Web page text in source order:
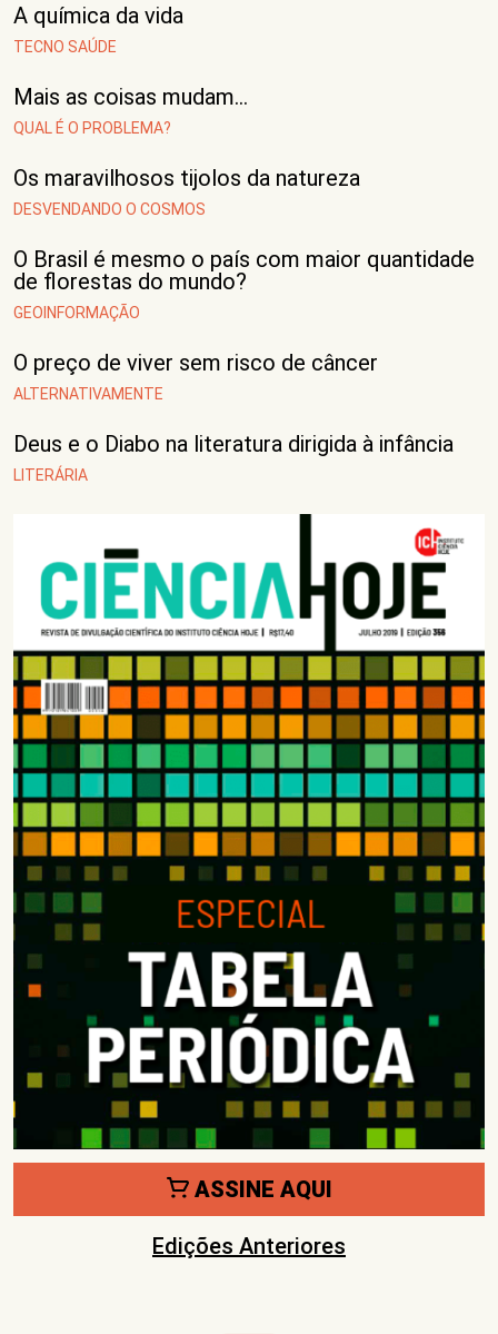
A química da vida
TECNO SAÚDE
Mais as coisas mudam…
QUAL É O PROBLEMA?
Os maravilhosos tijolos da natureza
DESVENDANDO O COSMOS
O Brasil é mesmo o país com maior quantidade
de florestas do mundo?
GEOINFORMAÇÃO
O preço de viver sem risco de câncer
ALTERNATIVAMENTE
Deus e o Diabo na literatura dirigida à infância
LITERÁRIA
ASSINE AQUI
Edições Anteriores